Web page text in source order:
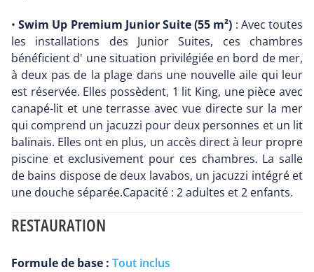
•Swim Up Premium Junior Suite (55 m²) : Avec toutes
les installations des Junior Suites, ces chambres
bénéficient d' une situation privilégiée en bord de mer,
à deux pas de la plage dans une nouvelle aile qui leur
est réservée. Elles possèdent, 1 lit King, une pièce avec
canapé-lit et une terrasse avec vue directe sur la mer
qui comprend un jacuzzi pour deux personnes et un lit
balinais. Elles ont en plus, un accès direct à leur propre
piscine et exclusivement pour ces chambres. La salle
de bains dispose de deux lavabos, un jacuzzi intégré et
une douche séparée.Capacité : 2 adultes et 2 enfants.
RESTAURATION
Formule de base : Tout inclus